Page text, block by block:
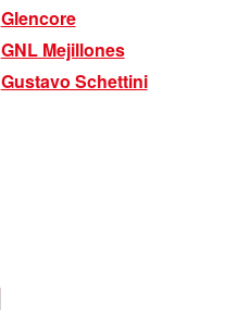
Glencore
GNL Mejillones
Gustavo Schettini